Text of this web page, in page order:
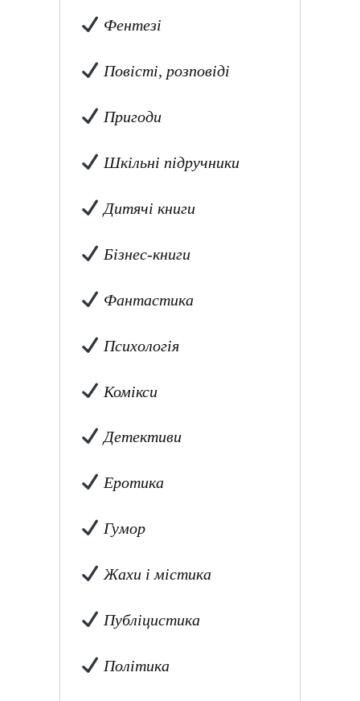
Фентезі
Повісті, розповіді
Пригоди
Шкільні підручники
Дитячі книги
Бізнес-книги
Фантастика
Психологія
Комікси
Детективи
Еротика
Гумор
Жахи і містика
Публіцистика
Політика